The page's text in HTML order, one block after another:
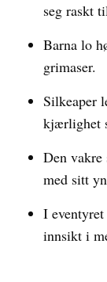
seg raskt
Barna lo
grimaser.
Silkeaper
kjærlighet
Den vakre
med sitt
I
innsikt i